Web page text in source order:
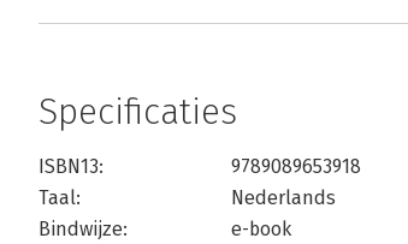
Specificaties
ISBN13:
9789089653918
Taal:
Nederlands
Bindwijze:
e-book